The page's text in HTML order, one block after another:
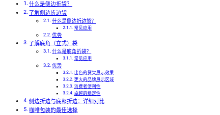
什么是侧边折袋？
了解侧边折边袋
什么是侧边折边袋？
常见应用
优势
了解底角（立式）袋
什么是底角折袋？
常见应用
优势
出色的货架展示效果
更大的品牌展示区域
消费者便利性
卓越的稳定性
侧边折边与底部折边：详细对比
咖啡包装的最佳选择